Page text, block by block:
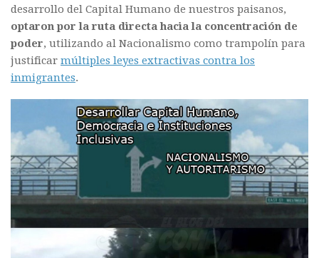
desarrollo del Capital Humano de nuestros paisanos,
optaron por la ruta directa hacia la concentración de
poder, utilizando al Nacionalismo como trampolín para
justificar múltiples leyes extractivas contra los
inmigrantes.